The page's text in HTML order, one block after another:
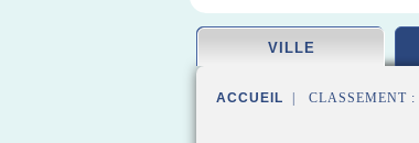
VILLE
ACCUEIL | CLASSEMENT :